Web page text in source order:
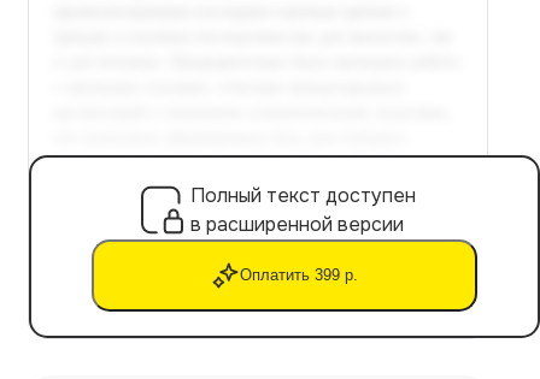
Полный текст доступен
в расширенной версии
Оплатить 399 р.